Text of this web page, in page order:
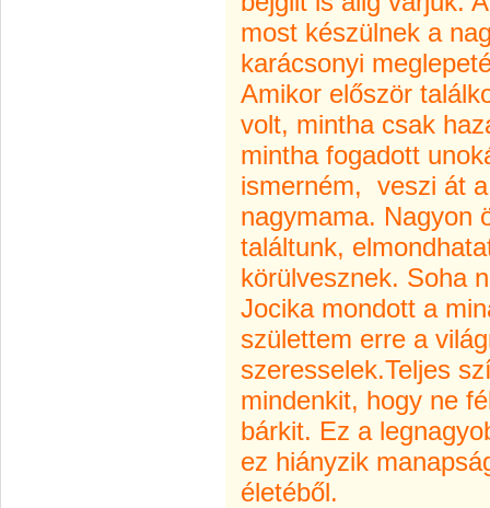
most készülnek a
karácsonyi
Amikor először
volt, mintha csak
mintha fogadott
ismerném, veszi át
nagymama. Nagyon
találtunk,
körülvesznek. Soha
Jocika mondott a
születtem erre a
szeresselek.Teljes
mindenkit, hogy ne
bárkit. Ez a
ez hiányzik
életéből.